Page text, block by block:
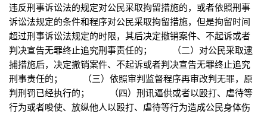
违反刑事诉讼法的规定对公民采取拘留措施的，或者依照刑事
诉讼法规定的条件和程序对公民采取拘留措施，但是拘留时间
超过刑事诉讼法规定的时限，其后决定撤销案件、不起诉或者
判决宣告无罪终止追究刑事责任的； （二）对公民采取逮
捕措施后，决定撤销案件、不起诉或者判决宣告无罪终止追究
刑事责任的； （三）依照审判监督程序再审改判无罪，原
判刑罚已经执行的； （四）刑讯逼供或者以殴打、虐待等
行为或者唆使、放纵他人以殴打、虐待等行为造成公民身体伤